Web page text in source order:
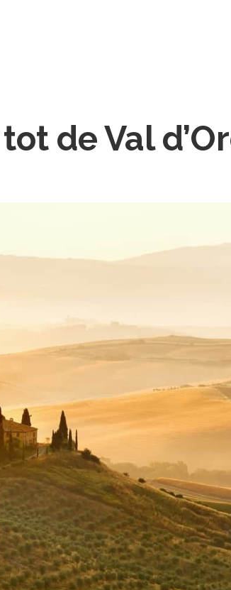
de Val